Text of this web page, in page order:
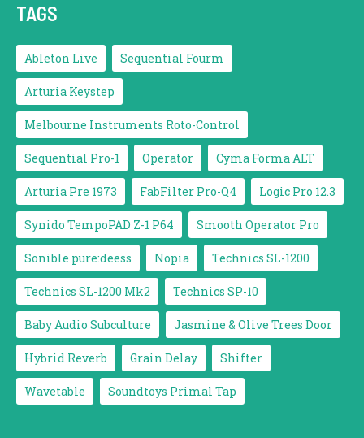
TAGS
Ableton Live Sequential Fourm
Arturia Keystep
Melbourne Instruments Roto-Control
Sequential Pro-1 Operator Cyma Forma ALT
Arturia Pre 1973 FabFilter Pro-Q4 Logic Pro 12.3
Synido TempoPAD Z-1 P64 Smooth Operator Pro
Sonible pure:deess Nopia Technics SL-1200
Technics SL-1200 Mk2 Technics SP-10
Baby Audio Subculture Jasmine & Olive Trees Door
Hybrid Reverb Grain Delay Shifter
Wavetable Soundtoys Primal Tap